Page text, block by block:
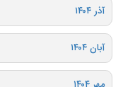
آذر ۱۴۰۴
آبان ۱۴۰۴